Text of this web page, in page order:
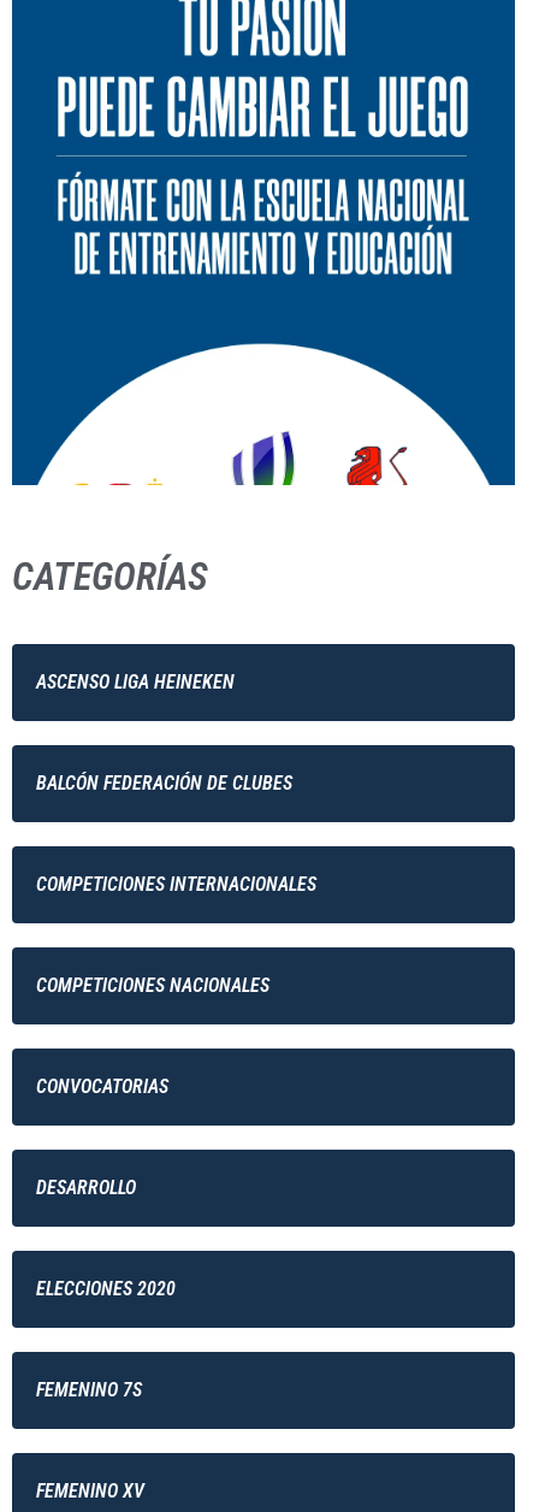
CATEGORÍAS
ASCENSO LIGA HEINEKEN
BALCÓN FEDERACIÓN DE CLUBES
COMPETICIONES INTERNACIONALES
COMPETICIONES NACIONALES
CONVOCATORIAS
DESARROLLO
ELECCIONES 2020
FEMENINO 7S
FEMENINO XV